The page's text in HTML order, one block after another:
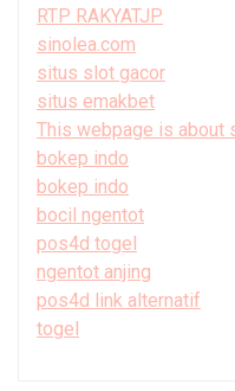
RTP RAKYATJP
sinolea.com
situs slot gacor
situs emakbet
This webpage is about
bokep indo
bokep indo
bocil ngentot
pos4d togel
ngentot anjing
pos4d link alternatif
togel